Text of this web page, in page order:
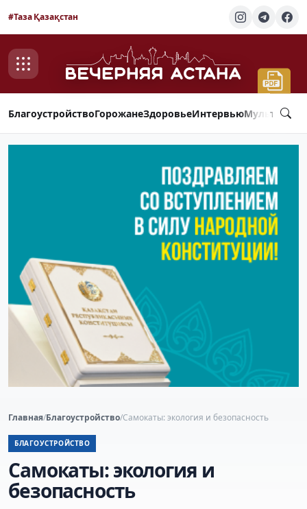
#Таза Қазақстан
БлагоустройствоГорожанеЗдоровьеИнтервью
Главная/Благоустройство/Самокаты: экология и безопасность
БЛАГОУСТРОЙСТВО
Самокаты: экология и
безопасность